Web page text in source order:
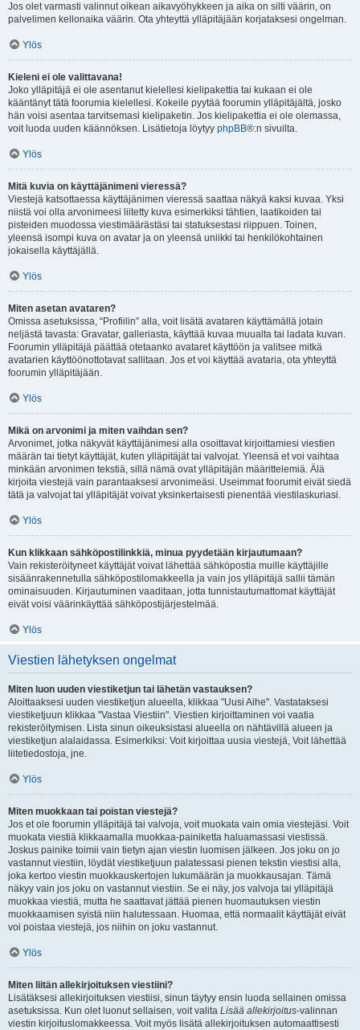
Jos olet varmasti valinnut oikean aikavyöhykkeen ja aika on silti väärin, on
palvelimen kellonaika väärin. Ota yhteyttä ylläpitäjään korjataksesi ongelman.
Ylös
Kieleni ei ole valittavana!
Joko ylläpitäjä ei ole asentanut kielellesi kielipakettia tai kukaan ei ole
kääntänyt tätä foorumia kielellesi. Kokeile pyytää foorumin ylläpitäjältä, josko
hän voisi asentaa tarvitsemasi kielipaketin. Jos kielipakettia ei ole olemassa,
voit luoda uuden käännöksen. Lisätietoja löytyy phpBB®:n sivuilta.
Ylös
Mitä kuvia on käyttäjänimeni vieressä?
Viestejä katsottaessa käyttäjänimen vieressä saattaa näkyä kaksi kuvaa. Yksi
niistä voi olla arvonimeesi liitetty kuva esimerkiksi tähtien, laatikoiden tai
pisteiden muodossa viestimäärästäsi tai statuksestasi riippuen. Toinen,
yleensä isompi kuva on avatar ja on yleensä uniikki tai henkilökohtainen
jokaisella käyttäjällä.
Ylös
Miten asetan avataren?
Omissa asetuksissa, “Profiilin” alla, voit lisätä avataren käyttämällä jotain
neljästä tavasta: Gravatar, galleriasta, käyttää kuvaa muualta tai ladata kuvan.
Foorumin ylläpitäjä päättää otetaanko avataret käyttöön ja valitsee mitkä
avatarien käyttöönottotavat sallitaan. Jos et voi käyttää avataria, ota yhteyttä
foorumin ylläpitäjään.
Ylös
Mikä on arvonimi ja miten vaihdan sen?
Arvonimet, jotka näkyvät käyttäjänimesi alla osoittavat kirjoittamiesi viestien
määrän tai tietyt käyttäjät, kuten ylläpitäjät tai valvojat. Yleensä et voi vaihtaa
minkään arvonimen tekstiä, sillä nämä ovat ylläpitäjän määrittelemiä. Älä
kirjoita viestejä vain parantaaksesi arvonimeäsi. Useimmat foorumit eivät siedä
tätä ja valvojat tai ylläpitäjät voivat yksinkertaisesti pienentää viestilaskuriasi.
Ylös
Kun klikkaan sähköpostilinkkiä, minua pyydetään kirjautumaan?
Vain rekisteröityneet käyttäjät voivat lähettää sähköpostia muille käyttäjille
sisäänrakennetulla sähköpostilomakkeella ja vain jos ylläpitäjä sallii tämän
ominaisuuden. Kirjautuminen vaaditaan, jotta tunnistautumattomat käyttäjät
eivät voisi väärinkäyttää sähköpostijärjestelmää.
Ylös
Viestien lähetyksen ongelmat
Miten luon uuden viestiketjun tai lähetän vastauksen?
Aloittaaksesi uuden viestiketjun alueella, klikkaa "Uusi Aihe". Vastataksesi
viestiketjuun klikkaa "Vastaa Viestiin". Viestien kirjoittaminen voi vaatia
rekisteröitymisen. Lista sinun oikeuksistasi alueella on nähtävillä alueen ja
viestiketjun alalaidassa. Esimerkiksi: Voit kirjoittaa uusia viestejä, Voit lähettää
liitetiedostoja, jne.
Ylös
Miten muokkaan tai poistan viestejä?
Jos et ole foorumin ylläpitäjä tai valvoja, voit muokata vain omia viestejäsi. Voit
muokata viestiä klikkaamalla muokkaa-painiketta haluamassasi viestissä.
Joskus painike toimii vain tietyn ajan viestin luomisen jälkeen. Jos joku on jo
vastannut viestiin, löydät viestiketjuun palatessasi pienen tekstin viestisi alla,
joka kertoo viestin muokkauskertojen lukumäärän ja muokkausajan. Tämä
näkyy vain jos joku on vastannut viestiin. Se ei näy, jos valvoja tai ylläpitäjä
muokkaa viestiä, mutta he saattavat jättää pienen huomautuksen viestin
muokkaamisen syistä niin halutessaan. Huomaa, että normaalit käyttäjät eivät
voi poistaa viestejä, jos niihin on joku vastannut.
Ylös
Miten liitän allekirjoituksen viestiini?
Lisätäksesi allekirjoituksen viestiisi, sinun täytyy ensin luoda sellainen omissa
asetuksissa. Kun olet luonut sellaisen, voit valita Lisää allekirjoitus-valinnan
viestin kirjoituslomakkeessa. Voit myös lisätä allekirjoituksen automaattisesti